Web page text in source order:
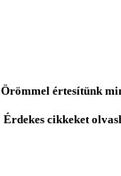
Örömmel értesítünk
Érdekes cikkeket